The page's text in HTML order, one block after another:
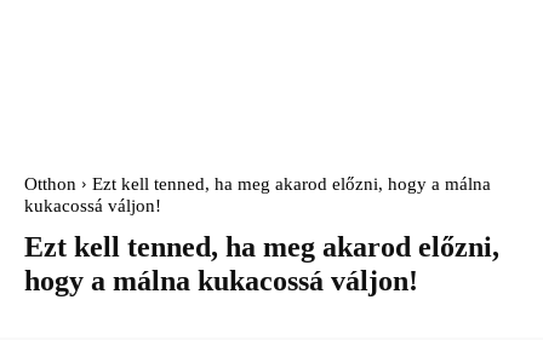
Otthon
Ezt kell tenned, ha meg akarod előzni, hogy a málna
kukacossá váljon!
Ezt kell tenned, ha meg akarod előzni,
hogy a málna kukacossá váljon!